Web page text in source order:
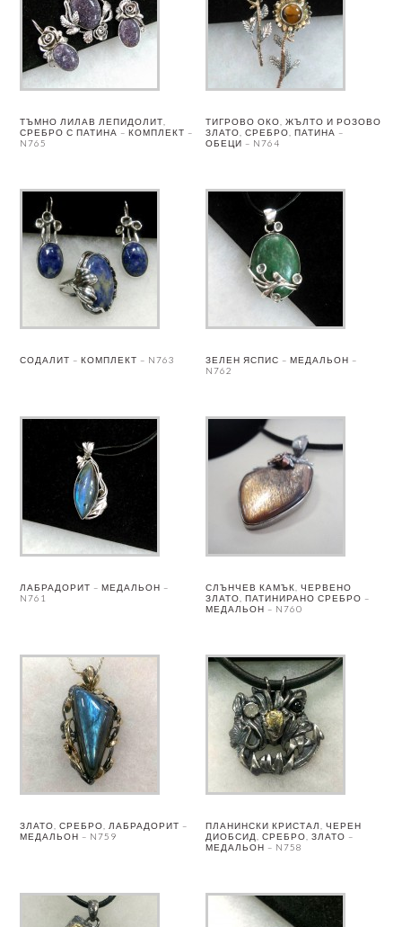
ТЪМНО ЛИЛАВ ЛЕПИДОЛИТ,
СРЕБРО С ПАТИНА – КОМПЛЕКТ –
N765
ТИГРОВО ОКО, ЖЪЛТО И РОЗОВО
ЗЛАТО, СРЕБРО, ПАТИНА –
ОБЕЦИ – N764
СОДАЛИТ – КОМПЛЕКТ – N763
ЗЕЛЕН ЯСПИС – МЕДАЛЬОН –
N762
ЛАБРАДОРИТ – МЕДАЛЬОН –
N761
СЛЪНЧЕВ КАМЪК, ЧЕРВЕНО
ЗЛАТО, ПАТИНИРАНО СРЕБРО –
МЕДАЛЬОН – N760
ЗЛАТО, СРЕБРО, ЛАБРАДОРИТ –
МЕДАЛЬОН – N759
ПЛАНИНСКИ КРИСТАЛ, ЧЕРЕН
ДИОБСИД, СРЕБРО, ЗЛАТО –
МЕДАЛЬОН – N758